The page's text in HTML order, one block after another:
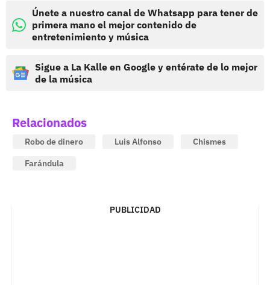
Únete a nuestro canal de Whatsapp para tener de
primera mano el mejor contenido de
entretenimiento y música
Sigue a La Kalle en Google y entérate de lo mejor
de la música
Relacionados
Robo de dinero Luis Alfonso
Chismes
Farándula
PUBLICIDAD